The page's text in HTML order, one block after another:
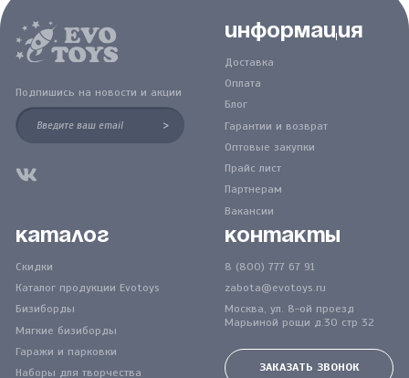
Подпишись на новости и акции
>
Информация
Доставка
Оплата
Блог
Гарантии и возврат
Оптовые закупки
Прайс лист
Партнерам
Вакансии
Каталог
Скидки
Каталог продукции Evotoys
Бизиборды
Мягкие бизиборды
Гаражи и парковки
Наборы для творчества
Контакты
8 (800) 777 67 91
zabota@evotoys.ru
Москва, ул. 8-ой проезд
Марьиной рощи д.30 стр 32
ЗАКАЗАТЬ ЗВОНОК